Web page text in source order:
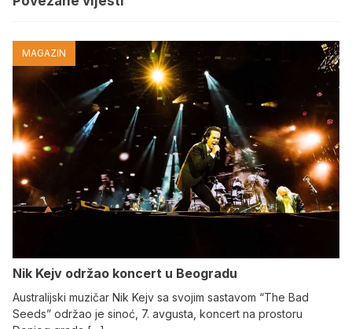
MAGAZIN
Nik Kejv održao koncert u Beogradu
Australijski muzičar Nik Kejv sa svojim sastavom “The Bad
Seeds” održao je sinoć, 7. avgusta, koncert na prostoru